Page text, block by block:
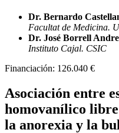
Dr. Bernardo
Facultat de Medicina.
Dr. José Borrell
Instituto Cajal. CSIC
Financiación: 126.040 €
Asociación entre
homovanílico
la anorexia y la